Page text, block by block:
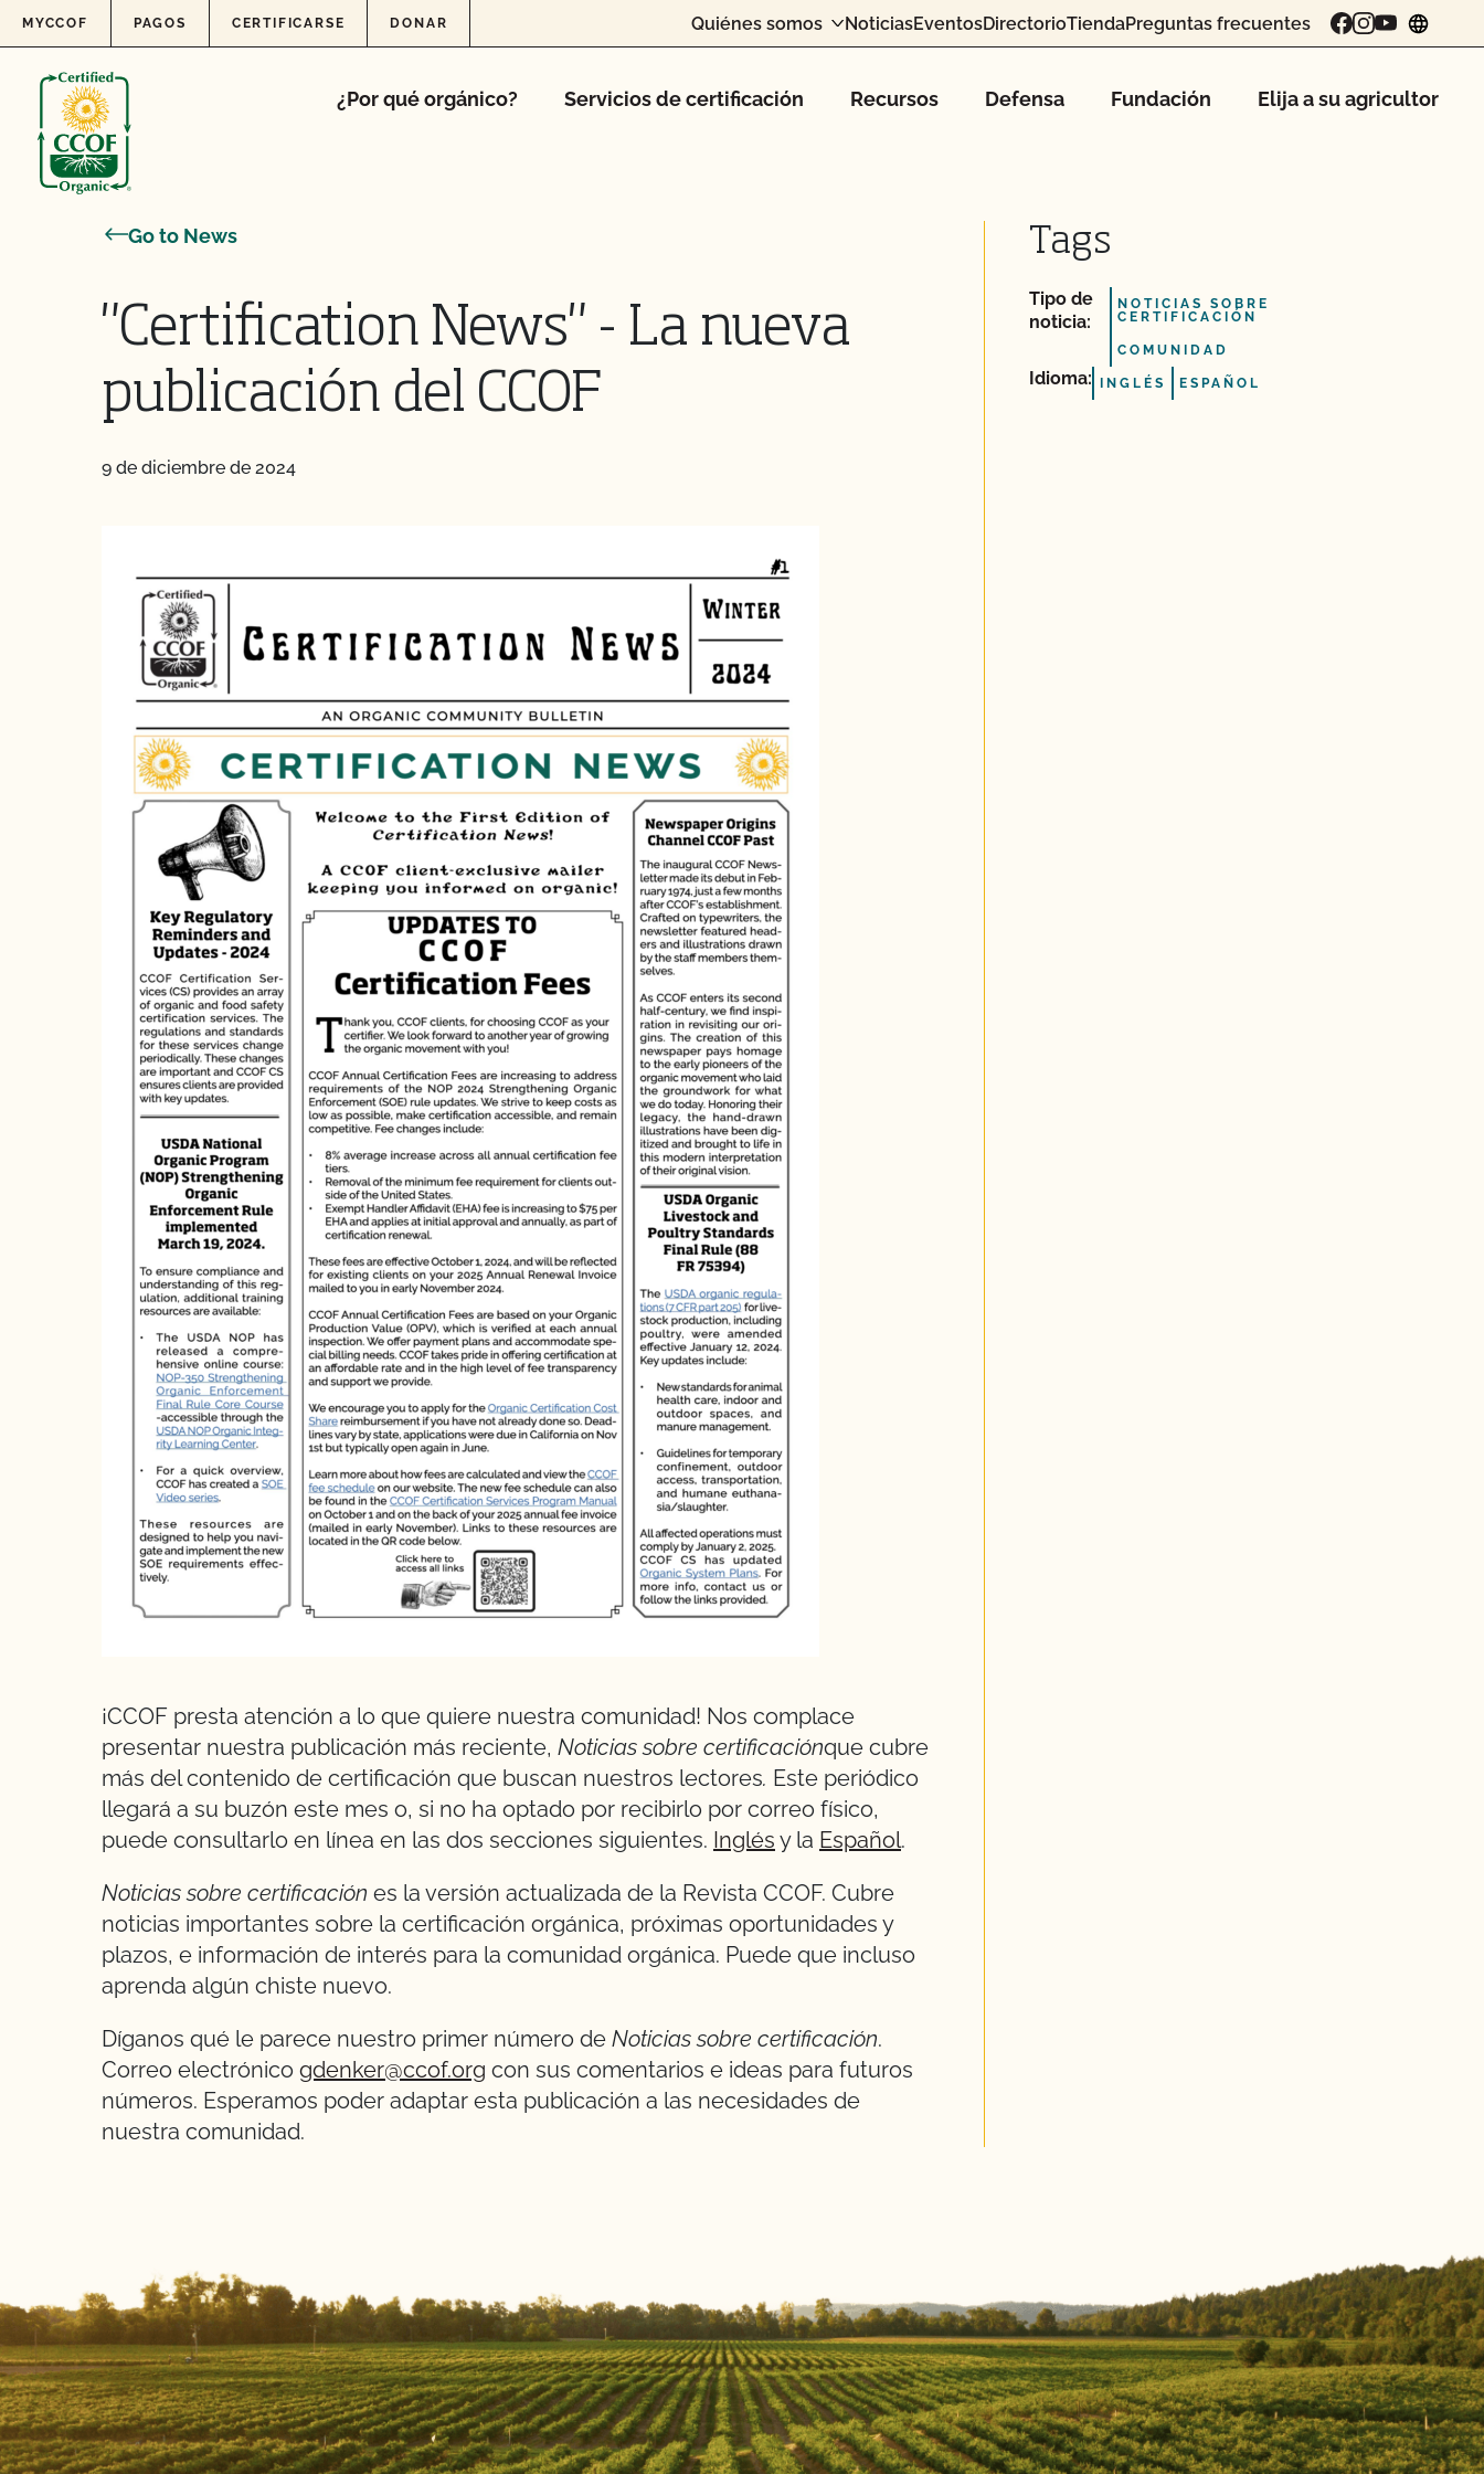
Skip to content
MYCCOF PAGOS CERTIFICARSE DONAR Quiénes somos NoticiasEventosDirectorioTiendaPreguntas frecuentes
¿Por qué orgánico? Servicios de certificación Recursos Defensa Fundación Elija a su agricultor
Go to News
"Certification News" - La nueva
publicación del CCOF
9 de diciembre de 2024
¡CCOF presta atención a lo que quiere nuestra comunidad! Nos complace
presentar nuestra publicación más reciente, Noticias sobre certificaciónque cubre
más del contenido de certificación que buscan nuestros lectores. Este periódico
llegará a su buzón este mes o, si no ha optado por recibirlo por correo físico,
puede consultarlo en línea en las dos secciones siguientes. Inglés y la Español.
Noticias sobre certificación es la versión actualizada de la Revista CCOF. Cubre
noticias importantes sobre la certificación orgánica, próximas oportunidades y
plazos, e información de interés para la comunidad orgánica. Puede que incluso
aprenda algún chiste nuevo.
Díganos qué le parece nuestro primer número de Noticias sobre certificación.
Correo electrónico gdenker@ccof.org con sus comentarios e ideas para futuros
números. Esperamos poder adaptar esta publicación a las necesidades de
nuestra comunidad.
Tags
Tipo de
noticia:
NOTICIAS SOBRE
CERTIFICACIÓN
COMUNIDAD
Idioma: INGLÉS ESPAÑOL